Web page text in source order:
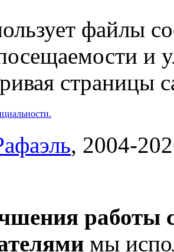
файлы
и
страницы
, 2004-
работы
мы